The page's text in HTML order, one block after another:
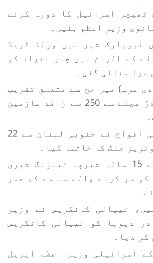
تھیچر اسرائیل کا دورہ کرنے
وزیر اعظم بنیں۔
1993 میں نیویارک شہر میں ورلڈ ٹریڈ
کے الزام میں چار افراد کو
عرب) میں حج سے متعلق تقریب
کے دوران بھگدڑ مچنے سے 250 سے زائد عازمین
2000: اسرائیلی افواج نے جنوبی لبنان سے 22
جنگ کا خاتمہ کیا۔
2001: نیپال کے 15 سالہ شیرپا تینزنگ شیری
کو سر کرنے والے سب سے کم عمر
میں، نیپالی کانگریس نے وزیر
دیوبا کو نیپالی کانگریس
کر دیا۔
کے اسرائیلی وزیر اعظم ایریل